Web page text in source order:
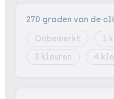
270 graden van de
Onbewerkt
1
3
4